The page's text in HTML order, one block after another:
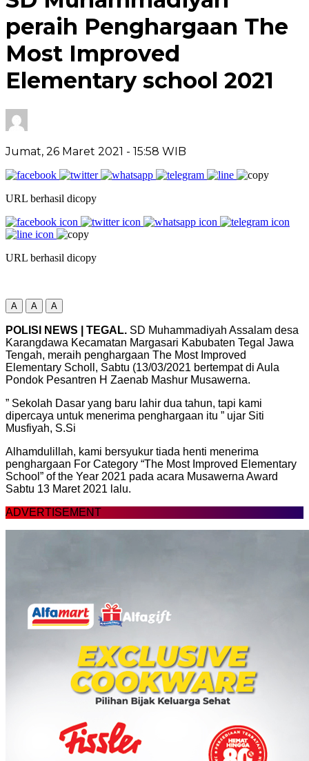
peraih Penghargaan The
Most Improved
Elementary school 2021
Jumat, 26 Maret 2021 - 15:58 WIB
URL berhasil dicopy
URL berhasil dicopy
A A A
POLISI NEWS | TEGAL. SD Muhammadiyah Assalam desa
Karangdawa Kecamatan Margasari Kabubaten Tegal Jawa
Tengah, meraih penghargaan The Most Improved
Elementary Scholl, Sabtu (13/03/2021 bertempat di Aula
Pondok Pesantren H Zaenab Mashur Musawerna.
” Sekolah Dasar yang baru lahir dua tahun, tapi kami
dipercaya untuk menerima penghargaan itu ” ujar Siti
Musfiyah, S.Si
Alhamdulillah, kami bersyukur tiada henti menerima
penghargaan For Category “The Most Improved Elementary
School” of the Year 2021 pada acara Musawerna Award
Sabtu 13 Maret 2021 lalu.
ADVERTISEMENT